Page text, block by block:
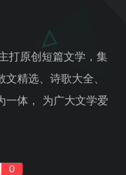
打原创短篇文学，集
精选、诗歌大全、
一体， 为广大文学爱
0